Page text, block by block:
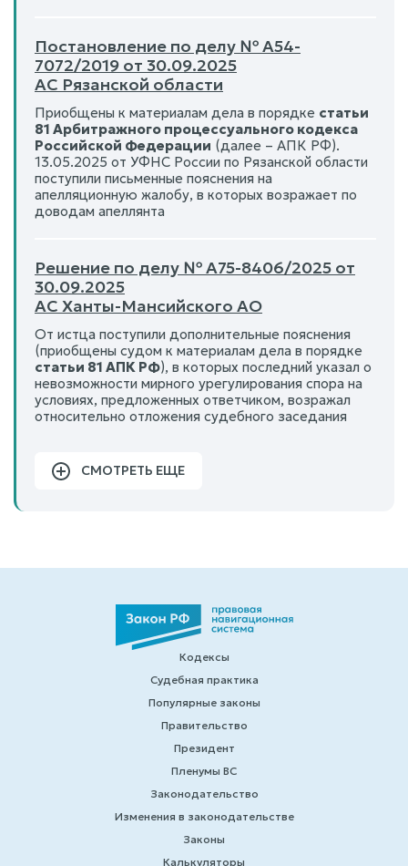
Постановление по делу № А54-
7072/2019 от 30.09.2025
АС Рязанской области
Приобщены к материалам дела в порядке статьи
81 Арбитражного процессуального кодекса
Российской Федерации (далее – АПК РФ).
13.05.2025 от УФНС России по Рязанской области
поступили письменные пояснения на
апелляционную жалобу, в которых возражает по
доводам апеллянта
Решение по делу № А75-8406/2025 от
30.09.2025
АС Ханты-Мансийского АО
От истца поступили дополнительные пояснения
(приобщены судом к материалам дела в порядке
статьи 81 АПК РФ), в которых последний указал о
невозможности мирного урегулирования спора на
условиях, предложенных ответчиком, возражал
относительно отложения судебного заседания
СМОТРЕТЬ ЕЩЕ
Кодексы
Судебная практика
Популярные законы
Правительство
Президент
Пленумы ВС
Законодательство
Изменения в законодательстве
Законы
Калькуляторы